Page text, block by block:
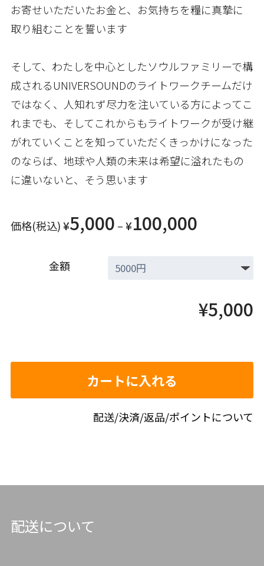
お寄せいただいたお金と、お気持ちを糧に真摯に
取り組むことを誓います
そして、わたしを中心としたソウルファミリーで構
成されるUNIVERSOUNDのライトワークチームだけ
ではなく、人知れず尽力を注いている方によってこ
れまでも、そしてこれからもライトワークが受け継
がれていくことを知っていただくきっかけになった
のならば、地球や人類の未来は希望に溢れたもの
に違いないと、そう思います
価格(税込)¥5,000 –¥100,000
金額
¥5,000
カートに入れる
配送/決済/返品/ポイントについて
配送について